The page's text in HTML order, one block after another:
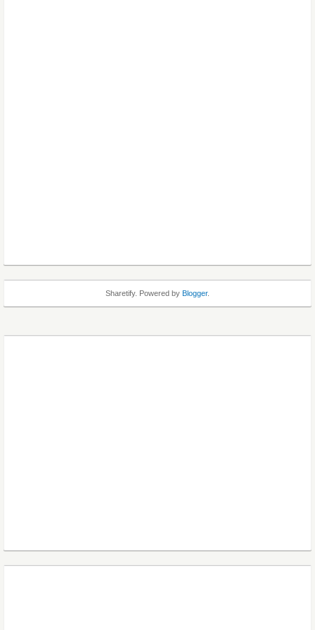
Sharetify. Powered by Blogger.